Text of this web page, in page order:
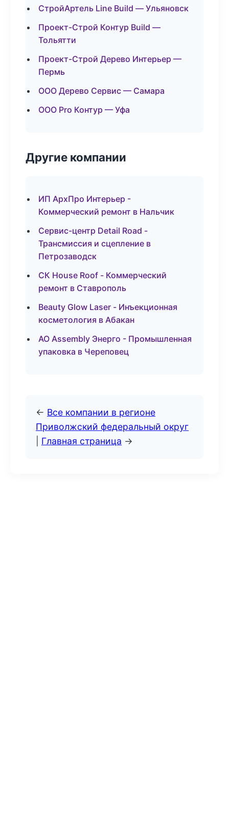
СтройАртель Line Build — Ульяновск
Проект-Строй Контур Build —
Тольятти
Проект-Строй Дерево Интерьер —
Пермь
ООО Дерево Сервис — Самара
ООО Pro Контур — Уфа
Другие компании
ИП АрхПро Интерьер -
Коммерческий ремонт в Нальчик
Сервис-центр Detail Road -
Трансмиссия и сцепление в
Петрозаводск
СК House Roof - Коммерческий
ремонт в Ставрополь
Beauty Glow Laser - Инъекционная
косметология в Абакан
АО Assembly Энерго - Промышленная
упаковка в Череповец
← Все компании в регионе
Приволжский федеральный округ
Главная страница →